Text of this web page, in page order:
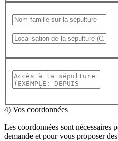
4) Vos coordonnées
Les coordonnées sont nécessaires
demande et pour vous proposer